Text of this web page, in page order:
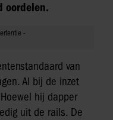
oordelen.
van
Al bij de inzet
hij dapper
uit de rails. De